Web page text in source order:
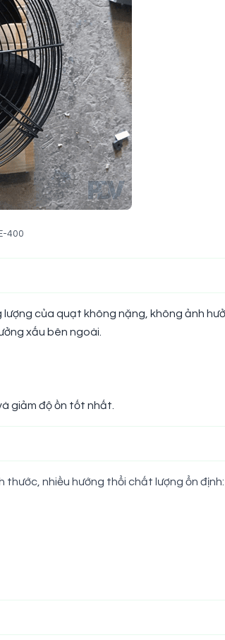
400
của quạt không nặng, không ảnh
xấu bên ngoài.
giảm độ ồn tốt nhất.
nhiều hướng thổi chất lượng ổn định: